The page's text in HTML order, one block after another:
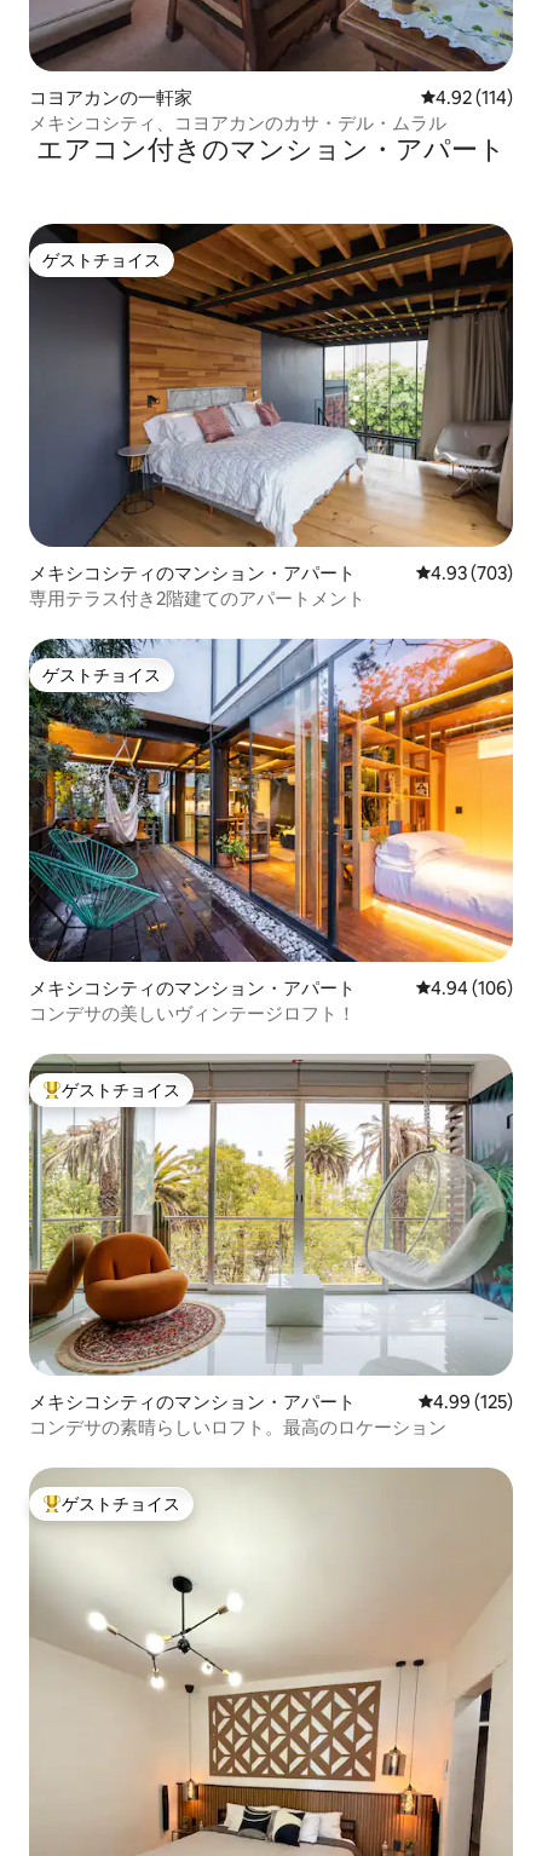
コヨアカンの一軒家 レビュー114
4.92 (114)
メキシコシティ、コヨアカンのカサ・デル・ムラル
エアコン付きのマンション・アパート
ゲストチョイス
ゲストチョイス
メキシコシティのマンション・アパート レビュー703
4.93 (703)
専用テラス付き2階建てのアパートメント
ゲストチョイス
ゲストチョイス
メキシコシティのマンション・アパート レビュー106
4.94 (106)
コンデサの美しいヴィンテージロフト！
大好評のゲストチョイスです。
ゲストチョイス
メキシコシティのマンション・アパート レビュー125
4.99 (125)
コンデサの素晴らしいロフト。最高のロケーション
大好評のゲストチョイスです。
ゲストチョイス